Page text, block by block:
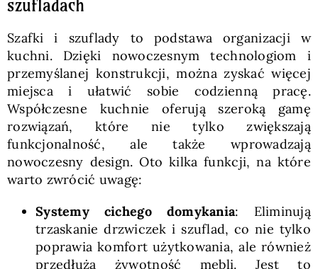
szufladach
Szafki i szuflady to podstawa organizacji w
kuchni. Dzięki nowoczesnym technologiom i
przemyślanej konstrukcji, można zyskać więcej
miejsca i ułatwić sobie codzienną pracę.
Współczesne kuchnie oferują szeroką gamę
rozwiązań, które nie tylko zwiększają
funkcjonalność, ale także wprowadzają
nowoczesny design. Oto kilka funkcji, na które
warto zwrócić uwagę:
Systemy cichego domykania: Eliminują
trzaskanie drzwiczek i szuflad, co nie tylko
poprawia komfort użytkowania, ale również
przedłuża żywotność mebli. Jest to